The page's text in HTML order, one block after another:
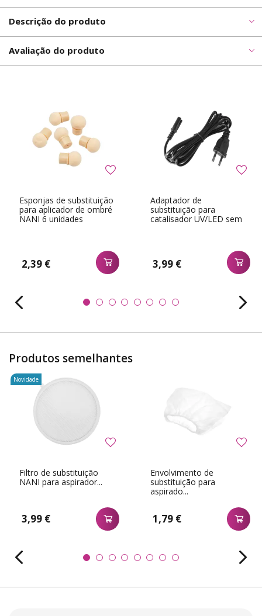
Descrição do produto
Avaliação do produto
Esponjas de substituição
para aplicador de ombré
NANI 6 unidades
2,39 €
Adaptador de
substituição para
catalisador UV/LED sem
3,99 €
Produtos semelhantes
Filtro de substituição
NANI para aspirador...
3,99 €
Novidade
Envolvimento de
substituição para
aspirado...
1,79 €